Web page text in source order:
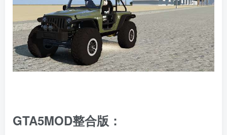
GTA5MOD整合版：